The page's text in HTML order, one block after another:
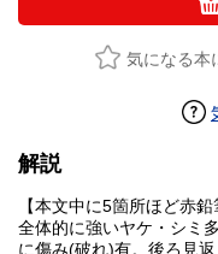
気になる本
解説
【本文中に5箇所ほど赤
全体的に強いヤケ・シミ
に傷み(破れ)有。後ろ見